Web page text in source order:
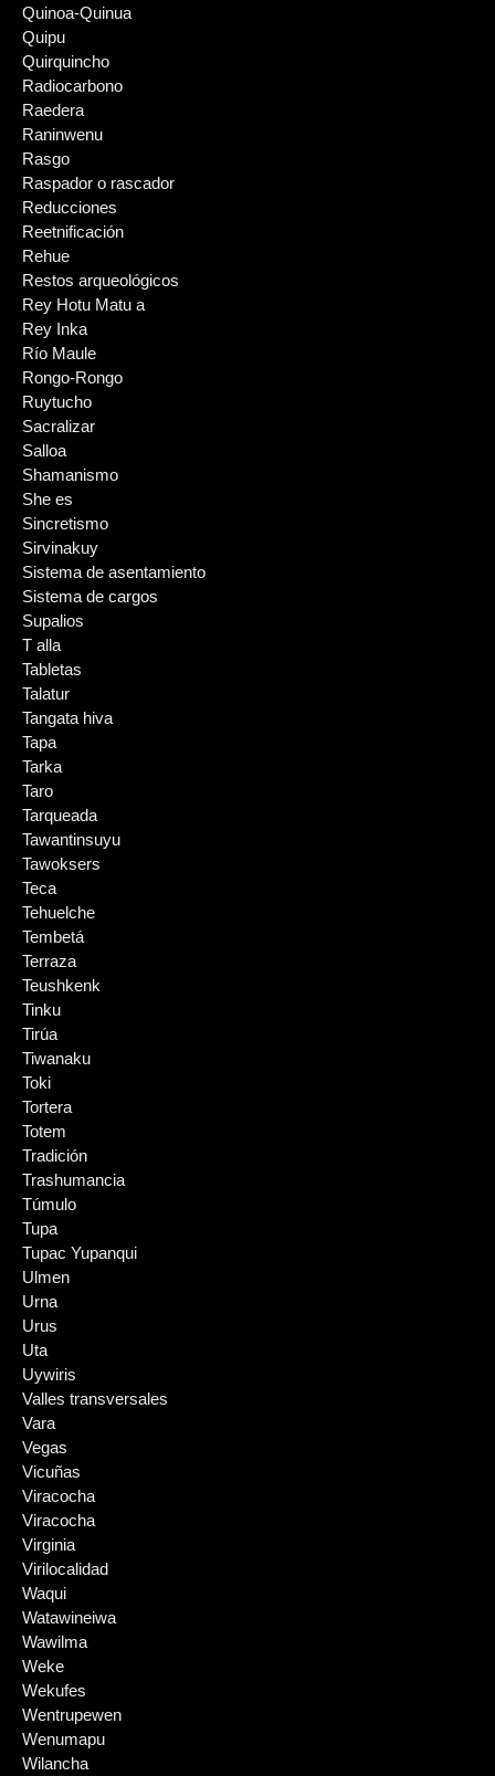
Quinoa-Quinua
Quipu
Quirquincho
Radiocarbono
Raedera
Raninwenu
Rasgo
Raspador o rascador
Reducciones
Reetnificación
Rehue
Restos arqueológicos
Rey Hotu Matu a
Rey Inka
Río Maule
Rongo-Rongo
Ruytucho
Sacralizar
Salloa
Shamanismo
She es
Sincretismo
Sirvinakuy
Sistema de asentamiento
Sistema de cargos
Supalios
T alla
Tabletas
Talatur
Tangata hiva
Tapa
Tarka
Taro
Tarqueada
Tawantinsuyu
Tawoksers
Teca
Tehuelche
Tembetá
Terraza
Teushkenk
Tinku
Tirúa
Tiwanaku
Toki
Tortera
Totem
Tradición
Trashumancia
Túmulo
Tupa
Tupac Yupanqui
Ulmen
Urna
Urus
Uta
Uywiris
Valles transversales
Vara
Vegas
Vicuñas
Viracocha
Viracocha
Virginia
Virilocalidad
Waqui
Watawineiwa
Wawilma
Weke
Wekufes
Wentrupewen
Wenumapu
Wilancha